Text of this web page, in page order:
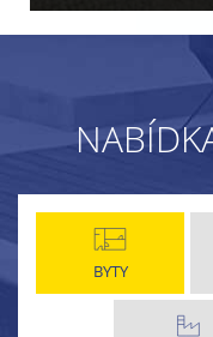
BYTY